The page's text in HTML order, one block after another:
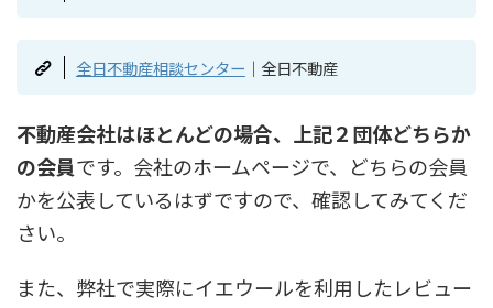
全日不動産相談センター ｜全日不動産
不動産会社はほとんどの場合、上記２団体どちらか
の会員です。会社のホームページで、どちらの会員
かを公表しているはずですので、確認してみてくだ
さい。
また、弊社で実際にイエウールを利用したレビュー